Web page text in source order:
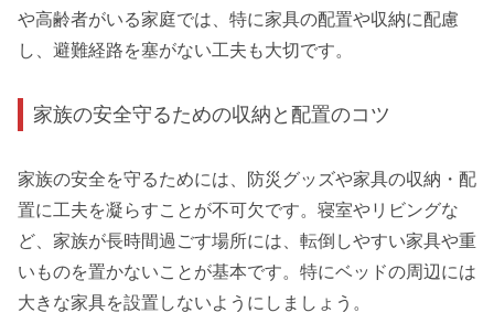
や高齢者がいる家庭では、特に家具の配置や収納に配慮
し、避難経路を塞がない工夫も大切です。
家族の安全守るための収納と配置のコツ
家族の安全を守るためには、防災グッズや家具の収納・配
置に工夫を凝らすことが不可欠です。寝室やリビングな
ど、家族が長時間過ごす場所には、転倒しやすい家具や重
いものを置かないことが基本です。特にベッドの周辺には
大きな家具を設置しないようにしましょう。